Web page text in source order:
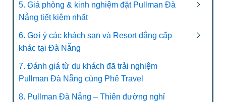
5. Giá phòng & kinh nghiệm đặt Pullman Đà
Nẵng tiết kiệm nhất
6. Gợi ý các khách sạn và Resort đẳng cấp
khác tại Đà Nẵng
7. Đánh giá từ du khách đã trải nghiệm
Pullman Đà Nẵng cùng Phê Travel
8. Pullman Đà Nẵng – Thiên đường nghỉ